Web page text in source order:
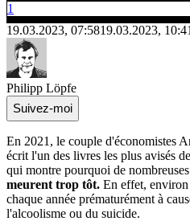
1
19.03.2023, 07:5819.03.2023, 10:41
Philipp Löpfe
Suivez-moi
En 2021, le couple d'économistes
écrit l'un des livres les plus avisés
qui montre pourquoi de
meurent trop tôt. En effet,
chaque année prématurément à
l'alcoolisme ou du suicide.